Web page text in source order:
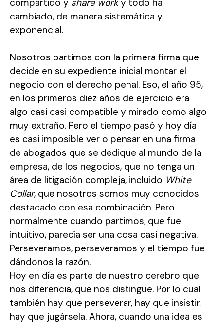
compartido y share worky todo ha
cambiado, de manera sistemática y
exponencial.
Nosotros partimos con la primera firma que
decide en su expediente inicial montar el
negocio con el derecho penal. Eso, el año 95,
en los primeros diez años de ejercicio era
algo casi casi compatible y mirado como algo
muy extraño. Pero el tiempo pasó y hoy día
es casi imposible ver o pensar en una firma
de abogados que se dedique al mundo de la
empresa, de los negocios, que no tenga un
área de litigación compleja, incluido White
Collar, que nosotros somos muy conocidos
destacado con esa combinación. Pero
normalmente cuando partimos, que fue
intuitivo, parecía ser una cosa casi negativa.
Perseveramos, perseveramos y el tiempo fue
dándonos la razón.
Hoy en día es parte de nuestro cerebro que
nos diferencia, que nos distingue. Por lo cual
también hay que perseverar, hay que insistir,
hay que jugársela. Ahora, cuando una idea es